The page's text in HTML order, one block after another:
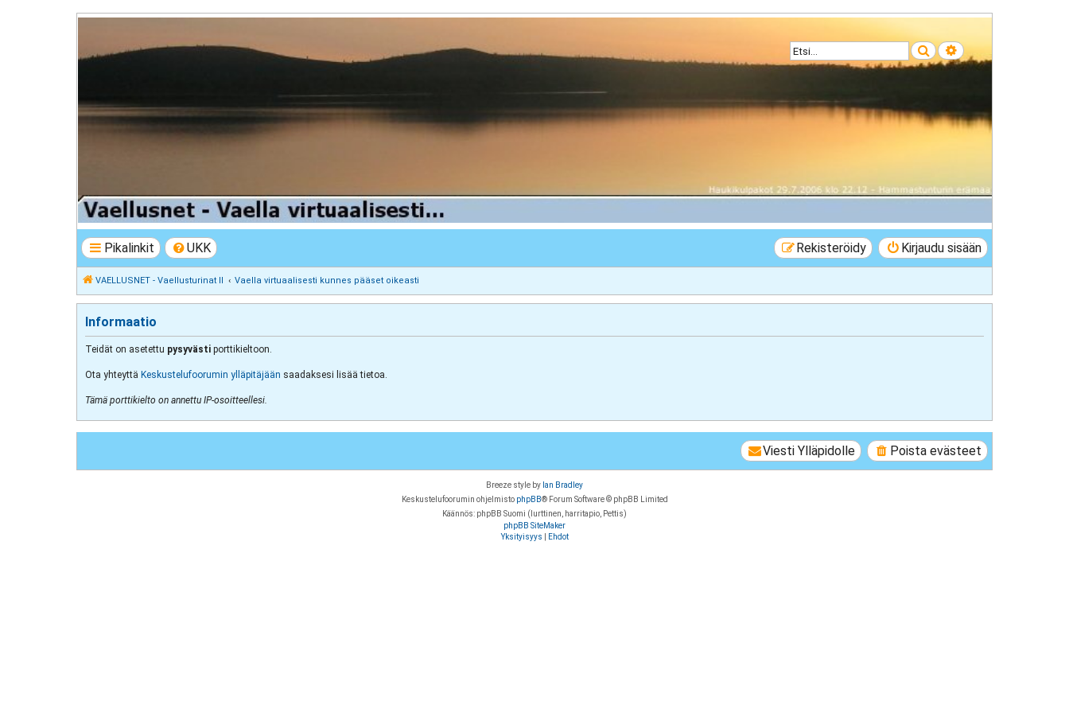
Etsi Tarkennettu haku
VAELLUSNET - Vaellusturinat II
Keskustelua vaeltamisesta ja Lapista
Pikalinkit UKK Kirjaudu sisään
Rekisteröidy
VAELLUSNET - Vaellusturinat II Vaella virtuaalisesti kunnes pääset oikeasti
Informaatio
Teidät on asetettu pysyvästi porttikieltoon.
Ota yhteyttä Keskustelufoorumin ylläpitäjään saadaksesi lisää tietoa.
Tämä porttikielto on annettu IP-osoitteellesi.
Poista evästeet
Viesti Ylläpidolle
Breeze style by Ian Bradley
Keskustelufoorumin ohjelmisto phpBB® Forum Software © phpBB Limited
Käännös: phpBB Suomi (lurttinen, harritapio, Pettis)
phpBB SiteMaker
Yksityisyys
Ehdot